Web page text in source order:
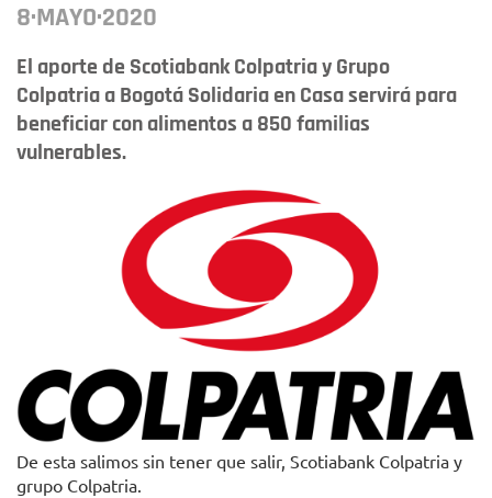
8·MAYO·2020
El aporte de Scotiabank Colpatria y Grupo
Colpatria a Bogotá Solidaria en Casa servirá para
beneficiar con alimentos a 850 familias
vulnerables.
De esta salimos sin tener que salir, Scotiabank Colpatria y
grupo Colpatria.